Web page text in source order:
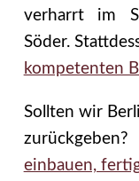
verharrt im
Söder.
kompetenten
Sollten wir
einbauen,